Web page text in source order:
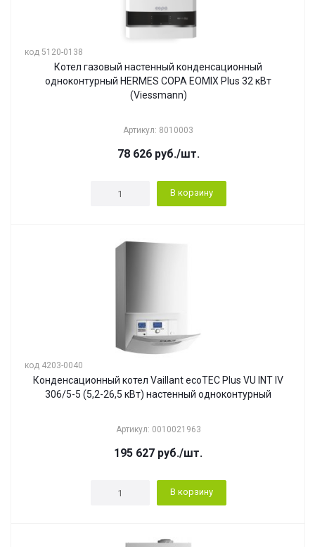
код 5120-0138
Котел газовый настенный конденсационный
одноконтурный HERMES COPA EOMIX Plus 32 кВт
(Viessmann)
Артикул: 8010003
78 626руб./шт.
В корзину
код 4203-0040
Конденсационный котел Vaillant ecoTEC Plus VU INT IV
306/5-5 (5,2-26,5 кВт) настенный одноконтурный
Артикул: 0010021963
195 627 руб./шт.
В корзину